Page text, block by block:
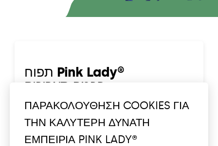
תפוח Pink Lady®
מאין הוא בא?
ΠΑΡΑΚΟΛΟΥΘΗΣΗ COOKIES ΓΙΑ
ΤΗΝ ΚΑΛΥΤΕΡΗ ΔΥΝΑΤΗ
ΕΜΠΕΙΡΙΑ PINK LADY®